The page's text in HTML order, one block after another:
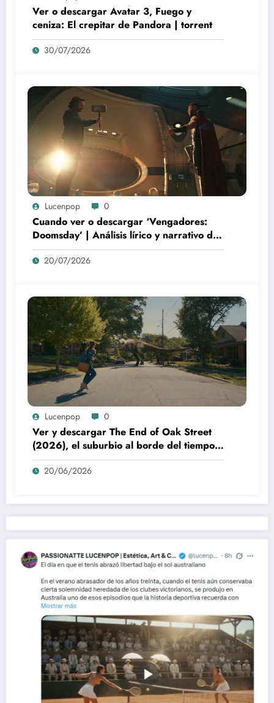
Ver o descargar Avatar 3, Fuego y
ceniza: El crepitar de Pandora | torrent
30/07/2026
Lucenpop 0
Cuando ver o descargar ‘Vengadores:
Doomsday’ | Análisis lírico y narrativo del
nuevo Vengadores: Doomsday
20/07/2026
Lucenpop 0
Ver y descargar The End of Oak Street
(2026), el suburbio al borde del tiempo:
la poética visual de The End of Oak
Street
20/06/2026